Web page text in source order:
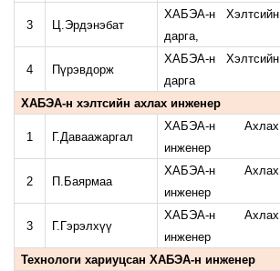
3 Ц.Эрдэнэбат
ХАБЭА-н Хэлтсийн
дарга,
4 Пүрэвдорж
ХАБЭА-н Хэлтсийн
дарга
ХАБЭА-н хэлтсийн ахлах инженер
1 Г.Даваажаргал
ХАБЭА-н Ахлах
инженер
2 П.Баярмаа
ХАБЭА-н Ахлах
инженер
3 Г.Гэрэлхүү
ХАБЭА-н Ахлах
инженер
Технологи хариуцсан ХАБЭА-н инженер